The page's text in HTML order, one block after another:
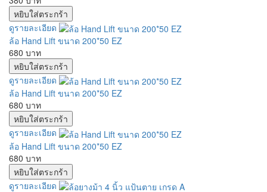
ดูรายละเอียด
ล้อ Hand Lift ขนาด 200*50 EZ
680 บาท
ดูรายละเอียด
ล้อ Hand Lift ขนาด 200*50 EZ
680 บาท
ดูรายละเอียด
ล้อ Hand Lift ขนาด 200*50 EZ
680 บาท
ดูรายละเอียด